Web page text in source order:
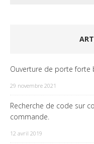
Ouverture de porte forte
29 novembre 2021
Recherche de code sur
commande.
12 avril 2019